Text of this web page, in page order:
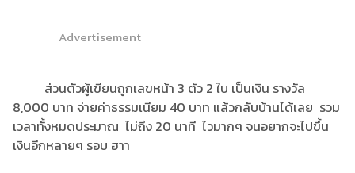
Advertisement
ส่วนตัวผู้เขียนถูกเลขหน้า 3 ตัว 2 ใบ เป็นเงิน รางวัล
8,000 บาท จ่ายค่าธรรมเนียม 40 บาท แล้วกลับบ้านได้เลย รวม
เวลาทั้งหมดประมาณ ไม่ถึง 20 นาที ไวมากๆ จนอยากจะไปขึ้น
เงินอีกหลายๆ รอบ ฮาา